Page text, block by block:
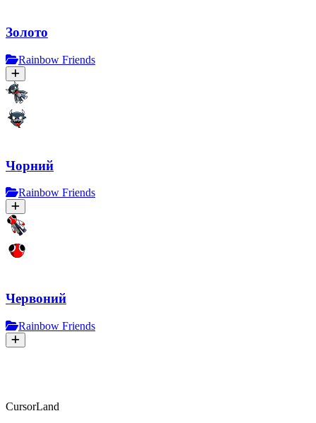
Золото
Rainbow Friends
Чорний
Rainbow Friends
Червоний
Rainbow Friends
CursorLand